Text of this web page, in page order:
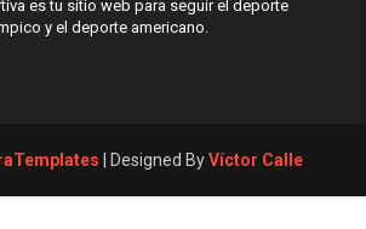
es tu sitio web para seguir el deporte
y el deporte americano.
| Designed ByVíctor Calle